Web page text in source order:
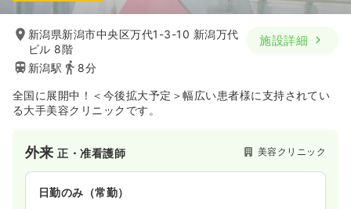
新潟県新潟市中央区万代1-3-10 新潟万代
ビル 8階
新潟駅
8分
施設詳細
全国に展開中！＜今後拡大予定＞幅広い患者様に支持されてい
る大手美容クリニックです。
外来正・准看護師 美容クリニック
日勤のみ（常勤）